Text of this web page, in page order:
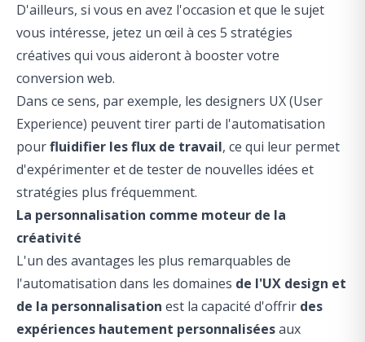
D'ailleurs, si vous en avez l'occasion et que le sujet
vous intéresse, jetez un œil à ces 5 stratégies
créatives qui vous aideront à booster votre
conversion web.
Dans ce sens, par exemple, les designers UX (User
Experience) peuvent tirer parti de l'automatisation
pourfluidifier les flux de travail, ce qui leur permet
d'expérimenter et de tester de nouvelles idées et
stratégies plus fréquemment.
La personnalisation comme moteur de la
créativité
L'un des avantages les plus remarquables de
l'automatisation dans les domaines de l'UX design et
de la personnalisation est la capacité d'offrir des
expériences hautement personnaliséesaux